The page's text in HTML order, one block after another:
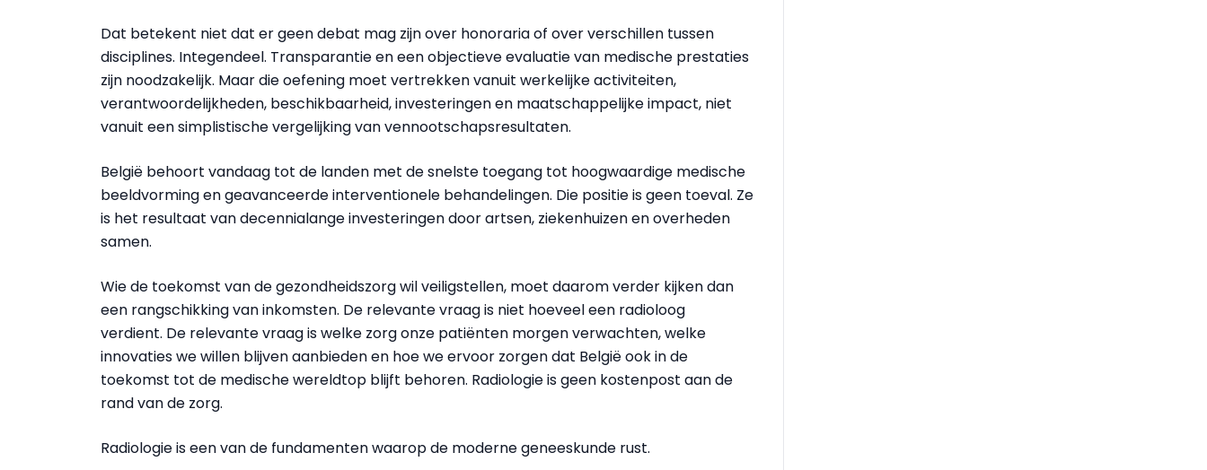
Dat betekent niet dat er geen debat mag zijn over honoraria of over verschillen tussen
disciplines. Integendeel. Transparantie en een objectieve evaluatie van medische prestaties
zijn noodzakelijk. Maar die oefening moet vertrekken vanuit werkelijke activiteiten,
verantwoordelijkheden, beschikbaarheid, investeringen en maatschappelijke impact, niet
vanuit een simplistische vergelijking van vennootschapsresultaten.
België behoort vandaag tot de landen met de snelste toegang tot hoogwaardige medische
beeldvorming en geavanceerde interventionele behandelingen. Die positie is geen toeval. Ze
is het resultaat van decennialange investeringen door artsen, ziekenhuizen en overheden
samen.
Wie de toekomst van de gezondheidszorg wil veiligstellen, moet daarom verder kijken dan
een rangschikking van inkomsten. De relevante vraag is niet hoeveel een radioloog
verdient. De relevante vraag is welke zorg onze patiënten morgen verwachten, welke
innovaties we willen blijven aanbieden en hoe we ervoor zorgen dat België ook in de
toekomst tot de medische wereldtop blijft behoren. Radiologie is geen kostenpost aan de
rand van de zorg.
Radiologie is een van de fundamenten waarop de moderne geneeskunde rust.